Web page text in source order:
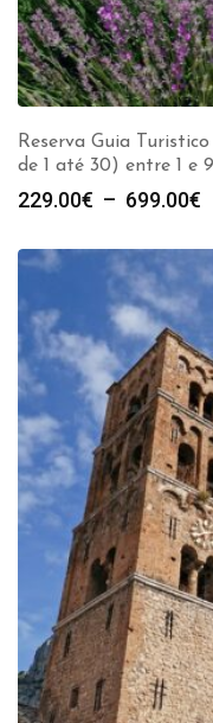
Reserva Guia
de 1 até 30) entre 1 e
229.00€ – 699.00€